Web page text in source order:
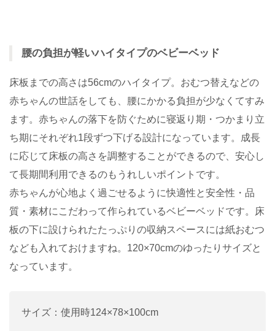
腰の負担が軽いハイタイプのベビーベッド
床板までの高さは56cmのハイタイプ。おむつ替えなどの
赤ちゃんの世話をしても、腰にかかる負担が少なくてすみ
ます。赤ちゃんの落下を防ぐために寝返り期・つかまり立
ち期にそれぞれ1段ずつ下げる設計になっています。成長
に応じて床板の高さを調整することができるので、安心し
て長期間利用できるのもうれしいポイントです。
赤ちゃんが心地よく過ごせるように快適性と安全性・品
質・素材にこだわって作られているベビーベッドです。床
板の下に設けられたたっぷりの収納スペースには紙おむつ
なども入れておけますね。120×70cmのゆったりサイズと
なっています。
サイズ：使用時124×78×100cm